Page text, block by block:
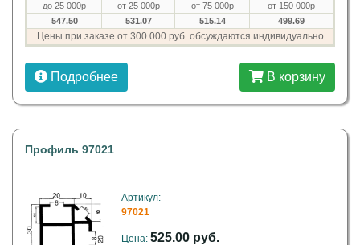
до 25 000р от 25 000р от 75 000р
от 150 000р
547.50
531.07 515.14 499.69
Цены при заказе от 300 000 руб. обсуждаются индивидуально
Подробнее В корзину
Профиль 97021
Артикул:
97021
Цена: 525.00 руб.